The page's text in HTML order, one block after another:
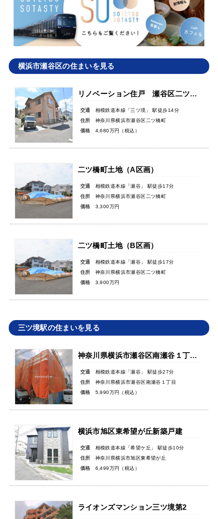
横浜市瀬谷区の住まいを見る
リノベーション住戸 瀬谷区二ツ橋町 中古一戸建て
交通
相模鉄道本線「三ツ境」 駅徒歩14分
住所
神奈川県横浜市瀬谷区二ツ橋町
価格
4,680万円（税込）
二ツ橋町土地（A区画）
交通
相模鉄道本線「瀬谷」 駅徒歩17分
住所
神奈川県横浜市瀬谷区二ツ橋町
価格
3,300万円
二ツ橋町土地（B区画）
交通
相模鉄道本線「瀬谷」 駅徒歩17分
住所
神奈川県横浜市瀬谷区二ツ橋町
価格
3,900万円
三ツ境駅の住まいを見る
神奈川県横浜市瀬谷区南瀬谷１丁目新築戸建
交通
相模鉄道本線「瀬谷」 駅徒歩27分
住所
神奈川県横浜市瀬谷区南瀬谷１丁目
価格
5,990万円（税込）
横浜市旭区東希望が丘新築戸建
交通
相模鉄道本線「希望ケ丘」 駅徒歩10分
住所
神奈川県横浜市旭区東希望が丘
価格
6,499万円（税込）
ライオンズマンション三ツ境第2